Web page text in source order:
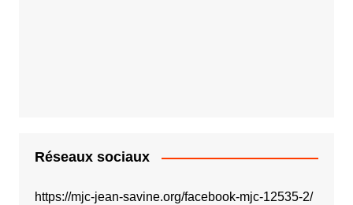
Réseaux sociaux
https://mjc-jean-savine.org/facebook-mjc-12535-2/